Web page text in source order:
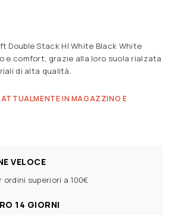
Double Stack HI White Black White
e comfort, grazie alla loro suola rialzata
di alta qualità.
IN MAGAZZINO E
VELOCE
ordini superiori a 100€
14 GIORNI